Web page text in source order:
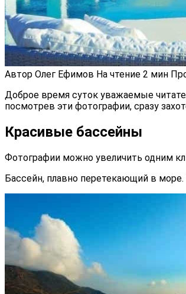
Автор Олег Ефимов На чтение 2 мин
Доброе время суток уважаемые
посмотрев эти фотографии, сразу
Красивые бассейны
Фотографии можно увеличить одним
Бассейн, плавно перетекающий в